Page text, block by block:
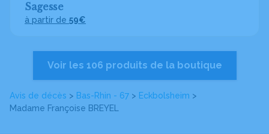
Avis de décès > Bas-Rhin - 67 > Eckbolsheim >
Madame Françoise BREYEL
Sagesse
à partir de 59€
Voir les 106 produits de la boutique